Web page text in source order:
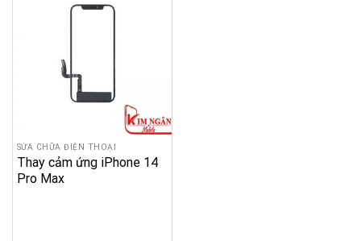
SỬA CHỮA ĐIỆN THOẠI
Thay cảm ứng iPhone 14
Pro Max